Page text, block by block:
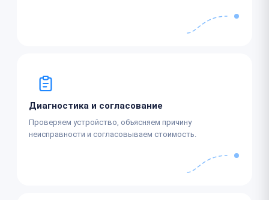
Диагностика и согласование
Проверяем устройство, объясняем причину
неисправности и согласовываем стоимость.